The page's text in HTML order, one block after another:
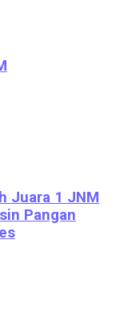
Juara 1 JNM
Pangan